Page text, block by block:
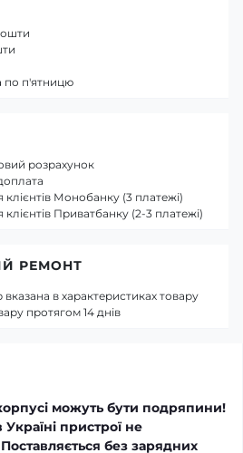
можуть бути подряпини!
пристрої не
без зарядних
по п'ятницю
розрахунок
Монобанку (3 платежі)
Приватбанку (2-3 платежі)
РЕМОНТ
вказана в характеристиках товару
протягом 14 днів